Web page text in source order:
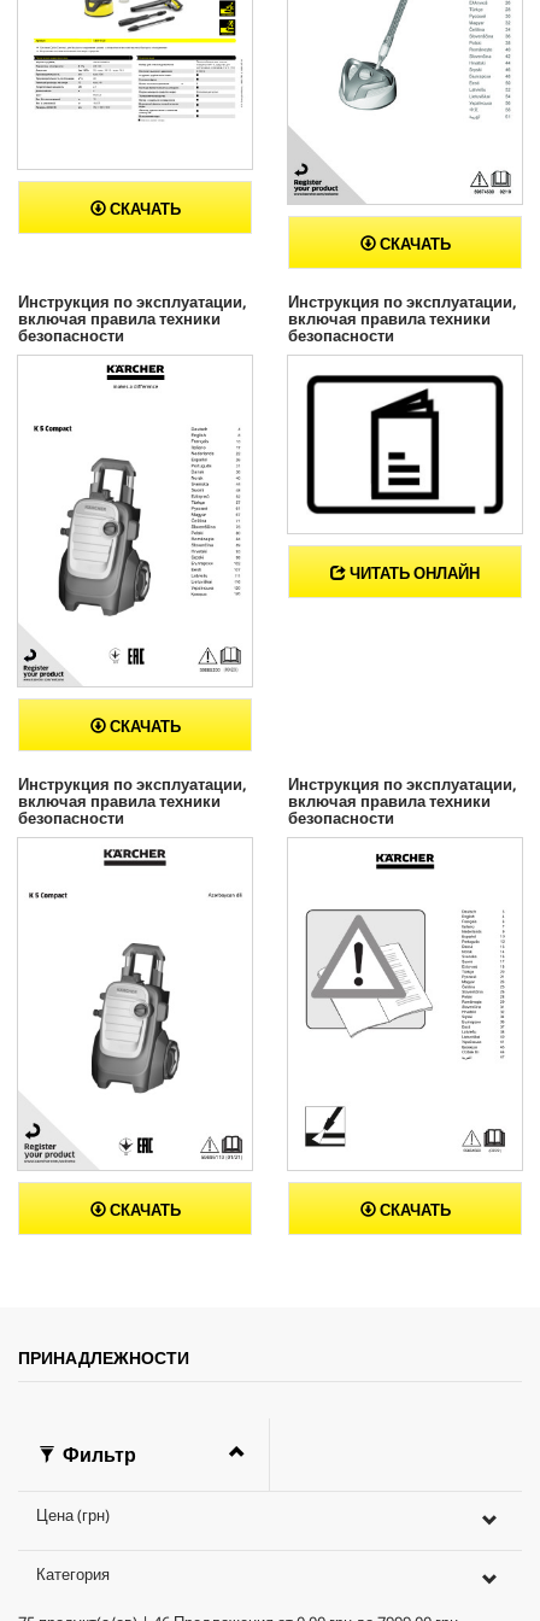
СКАЧАТЬ
СКАЧАТЬ
Инструкция по эксплуатации,
включая правила техники
безопасности
СКАЧАТЬ
Инструкция по эксплуатации,
включая правила техники
безопасности
ЧИТАТЬ ОНЛАЙН
Инструкция по эксплуатации,
включая правила техники
безопасности
СКАЧАТЬ
Инструкция по эксплуатации,
включая правила техники
безопасности
СКАЧАТЬ
ПРИНАДЛЕЖНОСТИ
Фильтр
Цена (грн)
Категория